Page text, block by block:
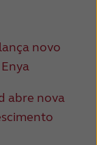
novo
abre nova